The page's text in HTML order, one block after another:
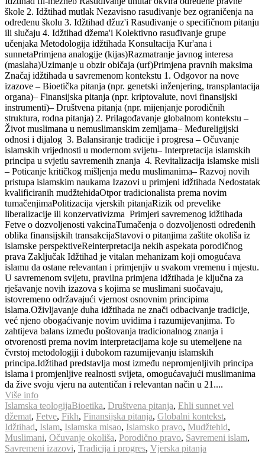
škole 2. Idžtihad mutlak Nezavisno rasuđivanje bez ograničenja na
određenu školu 3. Idžtihad džuz'i Rasuđivanje o specifičnom pitanju
ili slučaju 4. Idžtihad džema'i Kolektivno rasuđivanje grupe
učenjaka Metodologija idžtihada Konsultacija Kur'ana i
sunnetaPrimjena analogije (kijas)Razmatranje javnog interesa
(maslaha)Uzimanje u obzir običaja (urf)Primjena pravnih maksima
Značaj idžtihada u savremenom kontekstu 1. Odgovor na nove
izazove – Bioetička pitanja (npr. genetski inženjering, transplantacija
organa)– Finansijska pitanja (npr. kriptovalute, novi finansijski
instrumenti)– Društvena pitanja (npr. mijenjanje porodičnih
struktura, rodna pitanja) 2. Prilagođavanje globalnom kontekstu –
Život muslimana u nemuslimanskim zemljama– Međureligijski
odnosi i dijalog 3. Balansiranje tradicije i progresa – Očuvanje
islamskih vrijednosti u modernom svijetu– Interpretacija islamskih
principa u svjetlu savremenih znanja 4. Revitalizacija islamske misli
– Poticanje kritičkog mišljenja među muslimanima– Razvoj novih
pristupa islamskim naukama Izazovi u primjeni idžtihada Nedostatak
kvalificiranih mudžtehidaOtpor tradicionalista prema novim
tumačenjimaPolitizacija vjerskih pitanjaRizik od prevelike
liberalizacije ili konzervativizma Primjeri savremenog idžtihada
Fetve o dozvoljenosti vakcinaTumačenja o dozvoljenosti određenih
oblika finansijskih transakcijaStavovi o pitanjima zaštite okoliša iz
islamske perspektiveReinterpretacija nekih aspekata porodičnog
prava Zaključak Idžtihad je vitalan mehanizam koji omogućava
islamu da ostane relevantan i primjenjiv u svakom vremenu i mjestu.
U savremenom svijetu, pravilna primjena idžtihada je ključna za
rješavanje novih izazova s kojima se muslimani suočavaju,
istovremeno održavajući vjernost osnovnim principima
islama.Oživljavanje duha idžtihada ne znači odbacivanje tradicije,
već njeno obogaćivanje novim uvidima i razumijevanjima. To
zahtijeva balans između poštovanja tradicionalnog znanja i
otvorenosti prema novim interpretacijama koje su utemeljene na
čvrstoj metodologiji i dubokom razumijevanju islamskih
principa.Idžtihad predstavlja most između nepromjenljivih principa
islama i promjenljive realnosti svijeta, omogućavajući muslimanima
da žive svoju vjeru na autentičan i relevantan način u 21....
Više info
Islamska teologijaBioetika, Društvena pitanja, Ehli sunnet vel
džemat, Fetve, Fikh, Finansijska pitanja, Globalni kontekst,
Idžtihad, Islam, Islamska misao, Islamsko pravo, Mudžtehid,
Muslimani, Očuvanje okoliša, Porodično pravo, Savremeni islam,
Savremeni izazovi, Tradicija i progres, Vjerska pitanja